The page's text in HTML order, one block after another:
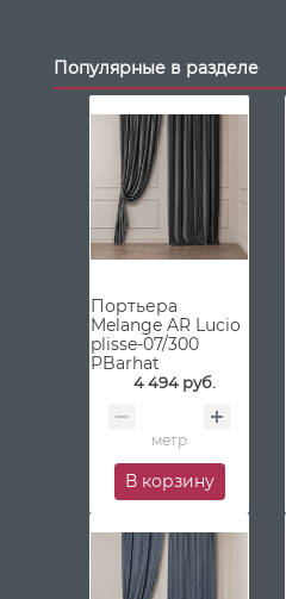
Популярные в разделе
Портьера
Melange AR Lucio
plisse-07/300
PBarhat
4 494 руб.
метр
В корзину